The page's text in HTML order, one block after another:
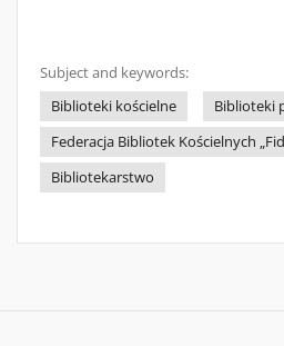
Subject and keywords:
Biblioteki kościelne
Biblioteki
Federacja Bibliotek Kościelnych
Bibliotekarstwo